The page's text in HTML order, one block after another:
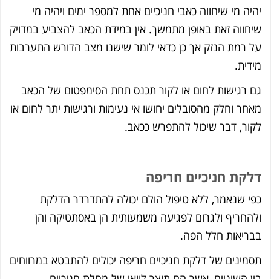
מי שיחווה כאבי חניכיים אחת למספר ימים ויהיה מי
זאת באופן מתמשך. אין במידת הכאב להצביע במדויק
רמת הנזק אך כן כדאי לומר שישנו מצב הדורש התערבות
רגישות לחום או לקור תכנס תחת הסימפטום של הכאב
וחלק מהסובלים יחושו אי נעימות ורגישות יתר לחום או
דבר שיכול להתפרש ככאב.
חניכיים חריפה
שנאמר, ללא טיפול הולם יכולה להתדרדר הדלקת
ולגרום לפגיעה משמעותית הן באסתטיקה והן
חלל הפה.
של דלקת חניכיים חריפה יכולים להתבטא במרווחים